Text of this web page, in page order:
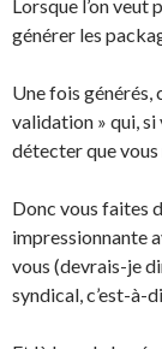
Lorsque l’on
générer les
Une fois générés,
validation » qui, si
détecter que vous
Donc vous faites
impressionnante
vous (devrais-je
syndical, c’est-à-